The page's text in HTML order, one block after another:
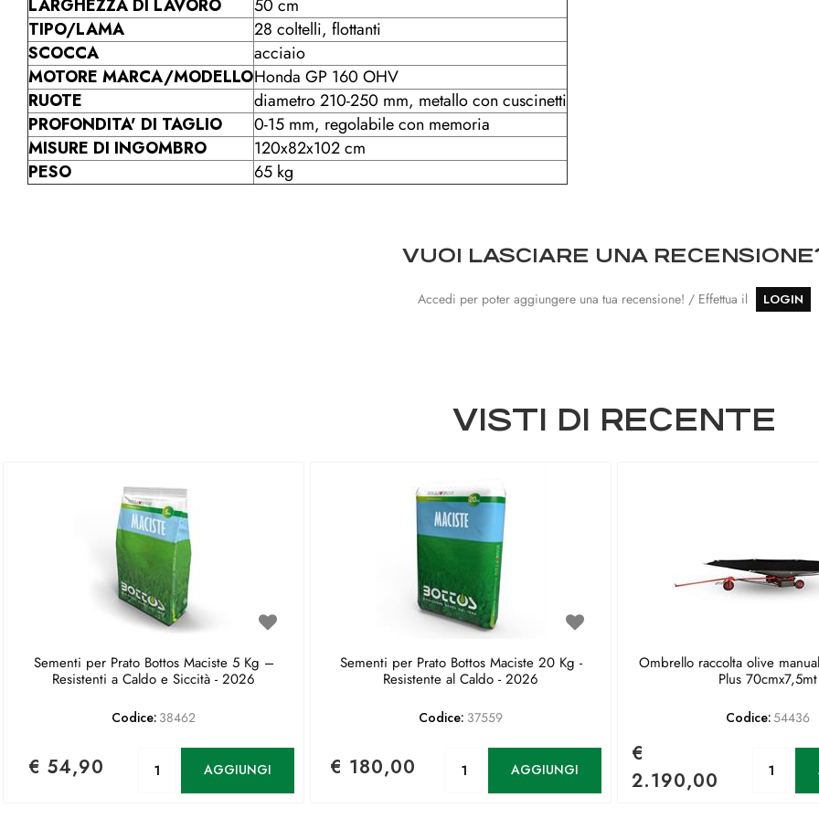
LARGHEZZA DI LAVORO
50 cm
TIPO/LAMA
28 coltelli, flottanti
SCOCCA
acciaio
MOTORE MARCA/MODELLOHonda GP 160 OHV
RUOTE
diametro 210-250 mm, metallo con cuscinetti
PROFONDITA' DI TAGLIO
0-15 mm, regolabile con memoria
MISURE DI INGOMBRO
120x82x102 cm
PESO
65 kg
VUOI LASCIARE UNA
Accedi per poter aggiungere una tua recensione! / Effettua il LOGIN
VISTI DI RECENTE
Sementi per Prato Bottos Maciste 5 Kg –
Resistenti a Caldo e Siccità - 2026
Codice: 38462
€ 54,90 AGGIUNGI
Sementi per Prato Bottos Maciste 20 Kg -
Resistente al Caldo - 2026
Codice: 37559
€ 180,00 AGGIUNGI
Ombrello raccolta olive
Plus 70cmx7,5mt
Codice:54436
€
2.190,00